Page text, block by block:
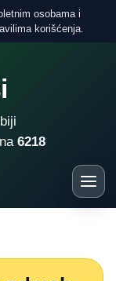
osobama i
korišćenja.
na 6218